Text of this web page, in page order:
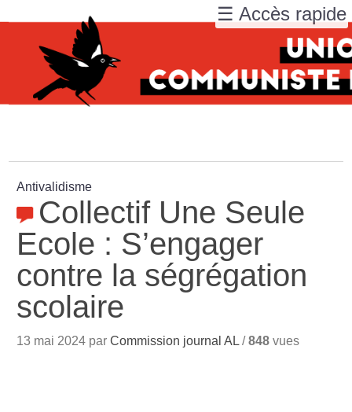
Antivalidisme
Collectif Une Seule
Ecole : S’engager
contre la ségrégation
scolaire
13 mai 2024 parCommission journal AL /848 vues
☰ Accès rapide